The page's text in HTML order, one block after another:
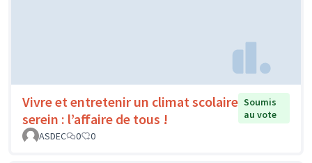
Vivre et entretenir un climat scolaire
serein : l’affaire de tous !
Soumis
au vote
ASDEC
0 0